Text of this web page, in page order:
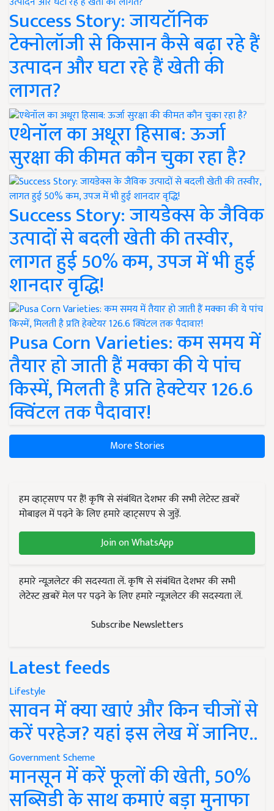
Success Story: जायटॉनिक
टेक्नोलॉजी से किसान कैसे बढ़ा रहे हैं
उत्पादन और घटा रहे हैं खेती की
लागत?
एथेनॉल का अधूरा हिसाब: ऊर्जा
सुरक्षा की कीमत कौन चुका रहा है?
Success Story: जायडेक्स के जैविक
उत्पादों से बदली खेती की तस्वीर,
लागत हुई 50% कम, उपज में भी हुई
शानदार वृद्धि!
Pusa Corn Varieties: कम समय में
तैयार हो जाती हैं मक्का की ये पांच
किस्में, मिलती है प्रति हेक्टेयर 126.6
क्विंटल तक पैदावार!
More Stories
हम व्हाट्सएप पर हैं! कृषि से संबंधित देशभर की सभी लेटेस्ट ख़बरें
मोबाइल में पढ़ने के लिए हमारे व्हाट्सएप से जुड़ें.
Join on WhatsApp
हमारे न्यूज़लेटर की सदस्यता लें. कृषि से संबंधित देशभर की सभी
लेटेस्ट ख़बरें मेल पर पढ़ने के लिए हमारे न्यूज़लेटर की सदस्यता लें.
Subscribe Newsletters
Latest feeds
Lifestyle
सावन में क्या खाएं और किन चीजों से
करें परहेज? यहां इस लेख में जानिए..
Government Scheme
मानसून में करें फूलों की खेती, 50%
सब्सिडी के साथ कमाएं बड़ा मुनाफा